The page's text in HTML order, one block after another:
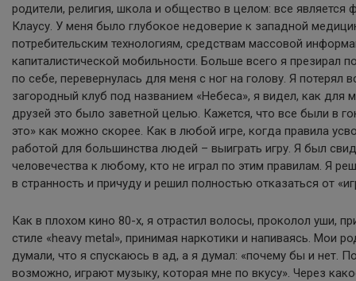
родители, религия, школа и общество в целом: все является
Клаусу. У меня было глубокое недоверие к западной
потребительским технологиям, средствам массовой
капиталистической мобильности. Больше всего я презирал
по себе, перевернулась для меня с ног на голову. Я потерял
загородный клуб под названием «Небеса», я видел, как для
друзей это было заветной целью. Кажется, что все были в
это» как можно скорее. Как в любой игре, когда правила
работой для большинства людей – выиграть игру. Я был
человечества к любому, кто не играл по этим правилам. Я
в странность и причуду и решил полностью отказаться от
Как в плохом кино 80-х, я отрастил волосы, проколол уши,
стиле «heavy metal», принимая наркотики и напиваясь. Мои
думали, что я спускаюсь в ад, а я думал: «почему бы и нет.
возможно, играют музыку, которая мне по вкусу». Через